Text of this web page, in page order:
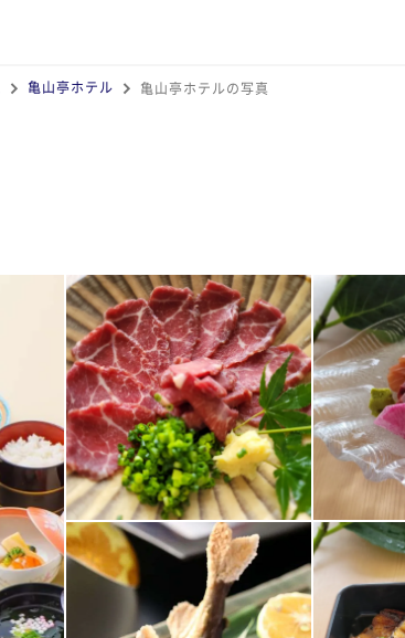
亀山亭ホテル 亀山亭ホテルの写真